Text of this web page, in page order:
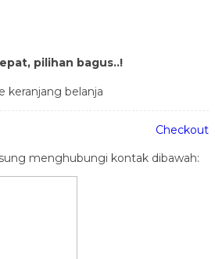
pilihan bagus..!
keranjang belanja
Checkout
menghubungi kontak dibawah: